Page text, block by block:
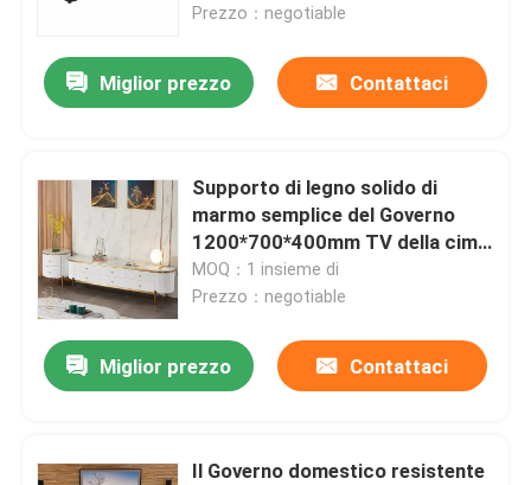
Prezzo：negotiable
Miglior prezzo Contattaci
Supporto di legno solido di
marmo semplice del Governo
1200*700*400mm TV della cima
TV
MOQ：1 insieme di
Prezzo：negotiable
Miglior prezzo Contattaci
Il Governo domestico resistente